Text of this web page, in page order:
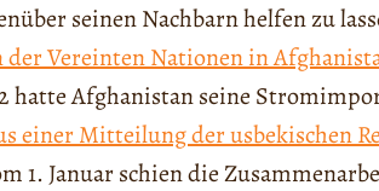
seinen Nachbarn helfen zu
Vereinten Nationen in
hatte Afghanistan seine
einer Mitteilung der usbekischen
1. Januar schien die